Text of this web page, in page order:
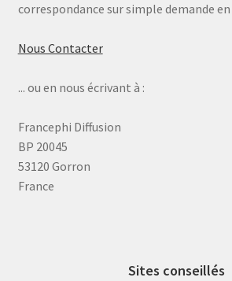
correspondance sur simple demande
Nous Contacter
... ou en nous écrivant à :
Francephi Diffusion
BP 20045
53120 Gorron
France
Sites conseillés